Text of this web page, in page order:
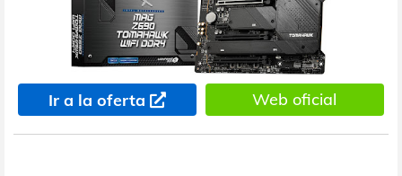
Ir a la oferta Web oficial